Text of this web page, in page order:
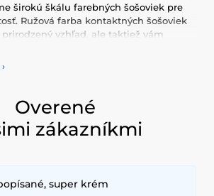
širokú škálu farebných šošoviek pre
Ružová farba kontaktných šošoviek
vzhľad, ale taktiež vám
farebných šošoviek, ktoré vám
bezpečnosť po celý deň. Pridajte do
štandardy kvality a pohodlia.
›
Overené
zákazníkmi
super krém